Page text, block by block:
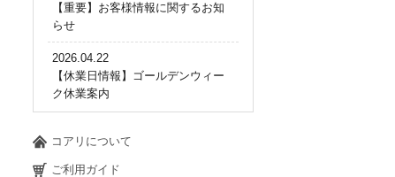
【重要】お客様情報に関するお知
らせ
2026.04.22
【休業日情報】ゴールデンウィー
ク休業案内
コアリについて
ご利用ガイド